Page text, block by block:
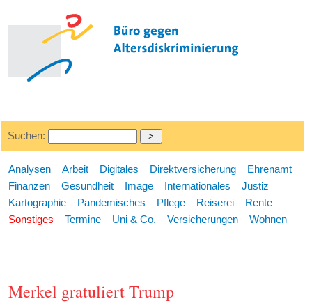
Suchen:
Analysen Arbeit Digitales Direktversicherung
Ehrenamt
Finanzen
Gesundheit Image Internationales
Justiz
Kartographie
Pandemisches Pflege Reiserei
Rente
Sonstiges
Termine Uni & Co. Versicherungen Wohnen
Merkel gratuliert Trump